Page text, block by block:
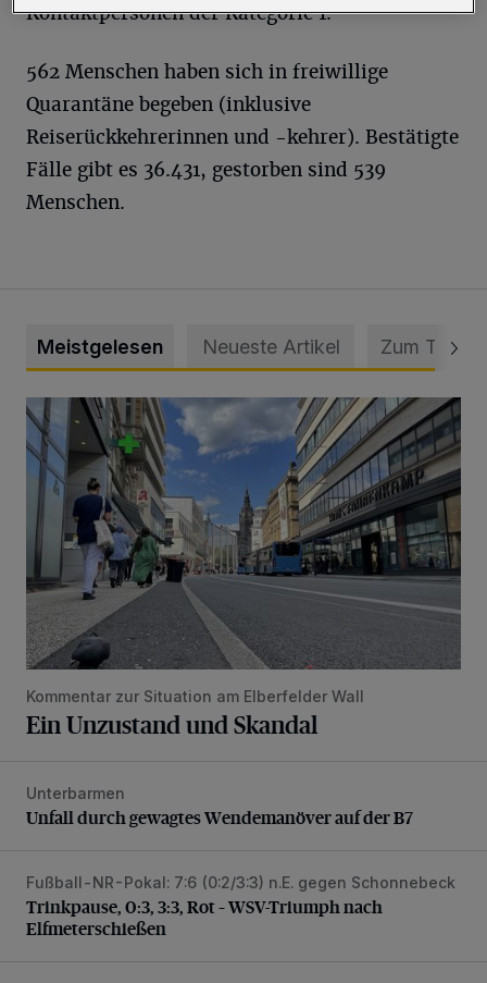
Kontaktpersonen der Kategorie 1.
562 Menschen haben sich in freiwillige
Quarantäne begeben (inklusive
Reiserückkehrerinnen und -kehrer). Bestätigte
Fälle gibt es 36.431, gestorben sind 539
Menschen.
Meistgelesen Neueste Artikel Zum Thema
Ein Unzustand und Skandal
Kommentar zur Situation am Elberfelder Wall
Ein Unzustand und Skandal
Unfall durch gewagtes Wendemanöver auf der B7
Unterbarmen
Unfall durch gewagtes Wendemanöver auf der B7
Trinkpause, 0:3, 3:3, Rot – WSV-Triumph nach
Fußball-NR-Pokal: 7:6 (0:2/3:3) n.E. gegen Schonnebeck
Trinkpause, 0:3, 3:3, Rot – WSV-Triumph nach
Elfmeterschießen